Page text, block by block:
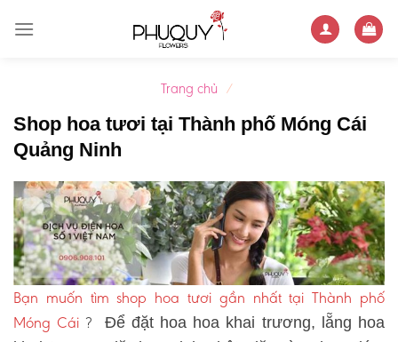
Trang chủ /
Shop hoa tươi tại Thành phố Móng Cái
Quảng Ninh
Bạn muốn tìm shop hoa tươi gần nhất tại Thành phố
Móng Cái ? Để đặt hoa hoa khai trương, lẵng hoa